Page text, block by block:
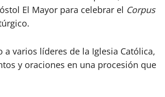
El Mayor para celebrar el Corpus
varios líderes de la Iglesia Católica,
y oraciones en una procesión que